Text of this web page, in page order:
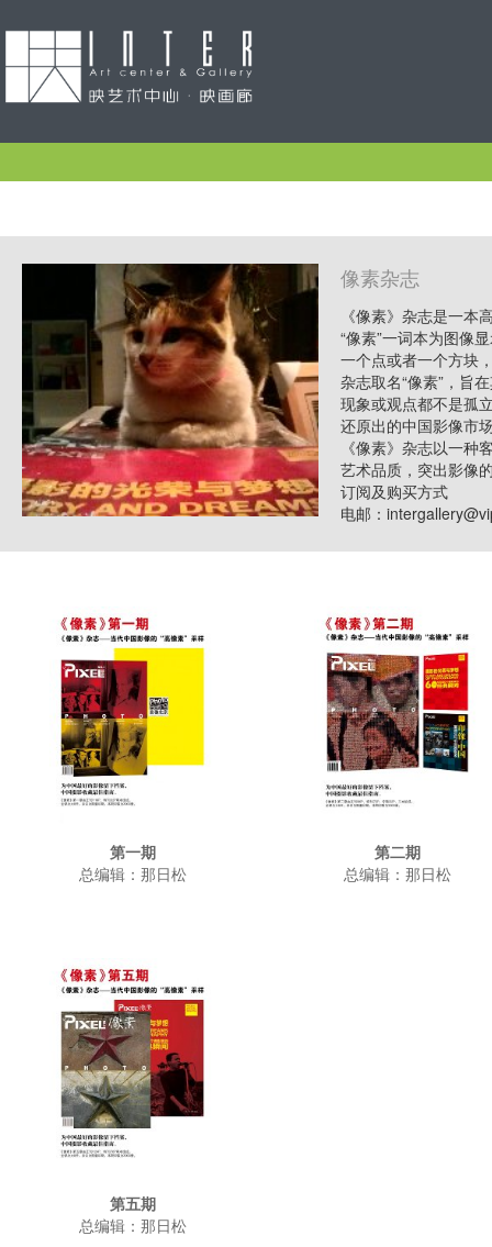
像素杂志
《像素》杂志是一
“像素”一词本为图像
一个点或者一个方块
杂志取名“像素”，旨
现象或观点都不是孤
还原出的中国影像市
《像素》杂志以一
艺术品质，突出影像
订阅及购买方式
电邮：
第一期
总编辑：那日松
第二期
总编辑：那日松
第五期
总编辑：那日松